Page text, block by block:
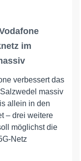
im
verbessert das
massiv
allein in den
– drei weitere
möglichst die
Netz